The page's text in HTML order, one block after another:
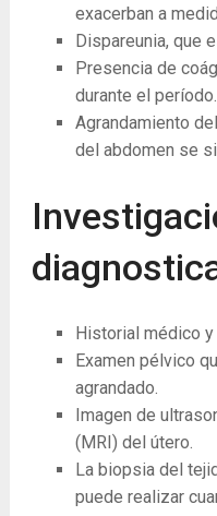
exacerban a
Dispareunia, que
Presencia de
durante el período.
Agrandamiento
del abdomen se
Historial médico
Examen pélvico
agrandado.
Imagen de
(MRI) del útero.
La biopsia del
puede realizar